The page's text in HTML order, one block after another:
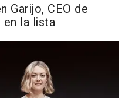
Garijo, CEO de
en la lista